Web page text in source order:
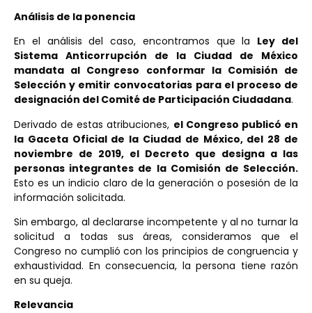
Análisis de la ponencia
En el análisis del caso, encontramos que la Ley del
Sistema Anticorrupción de la Ciudad de México
mandata al Congreso conformar la Comisión de
Selección y emitir convocatorias para el proceso de
designación del Comité de Participación Ciudadana.
Derivado de estas atribuciones, el Congreso publicó en
la Gaceta Oficial de la Ciudad de México, del 28 de
noviembre de 2019, el Decreto que designa a las
personas integrantes de la Comisión de Selección.
Esto es un indicio claro de la generación o posesión de la
información solicitada.
Sin embargo, al declararse incompetente y al no turnar la
solicitud a todas sus áreas, consideramos que el
Congreso no cumplió con los principios de congruencia y
exhaustividad. En consecuencia, la persona tiene razón
en su queja.
Relevancia